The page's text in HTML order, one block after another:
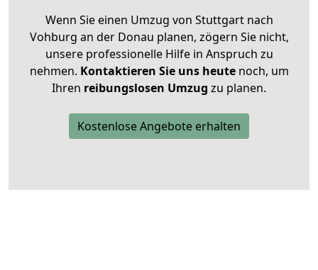
Wenn Sie einen Umzug von Stuttgart nach
Vohburg an der Donau planen, zögern Sie nicht,
unsere professionelle Hilfe in Anspruch zu
nehmen. Kontaktieren Sie uns heutenoch, um
Ihren reibungslosen Umzug zu planen.
Kostenlose Angebote erhalten